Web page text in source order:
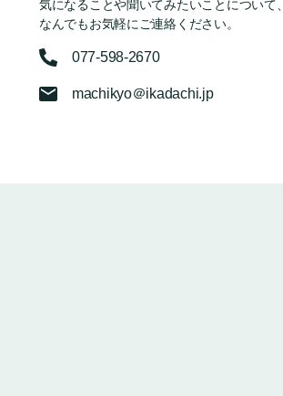
気になることや聞いてみたいことについて、
なんでもお気軽にご連絡ください。
077-598-2670
machikyo＠ikadachi.jp